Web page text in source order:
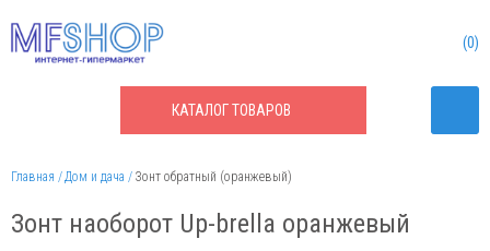
КАТАЛОГТОВАРОВ
0
Главная Дом и дача Зонт обратный (оранжевый)
Зонт наоборот Up-brella оранжевый